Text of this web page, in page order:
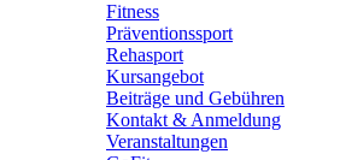
Fitness
Präventionssport
Rehasport
Kursangebot
Beiträge und Gebühren
Kontakt & Anmeldung
Veranstaltungen